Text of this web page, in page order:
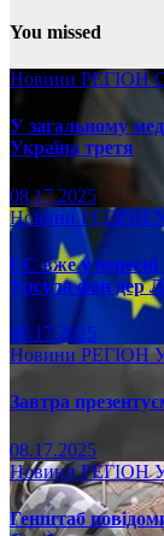
You missed
Новини РЕГІОН
У загальному
Україна третя
08.17.2025
НовиниРЕГІОН
ЄС вже у вересні
Урсула фон дер
08.17.2025
Новини РЕГІОН
Завтра
08.17.2025
НовиниРЕГІОН
Генштаб